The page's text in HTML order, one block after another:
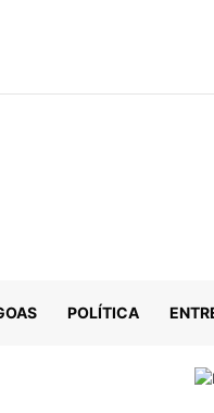
POLÍTICA